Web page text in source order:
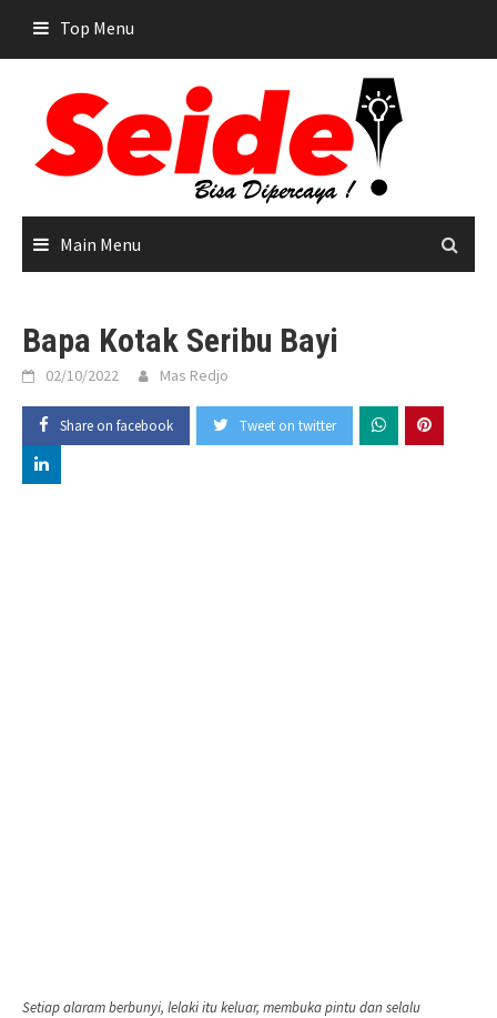
content
Top Menu
Main Menu
Bapa Kotak Seribu Bayi
02/10/2022 Mas Redjo
Share on facebook Tweet on twitter
Setiap alaram berbunyi, lelaki itu keluar, membuka pintu dan selalu